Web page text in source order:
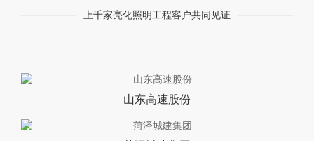
上千家亮化照明工程客户共同见证
山东高速股份